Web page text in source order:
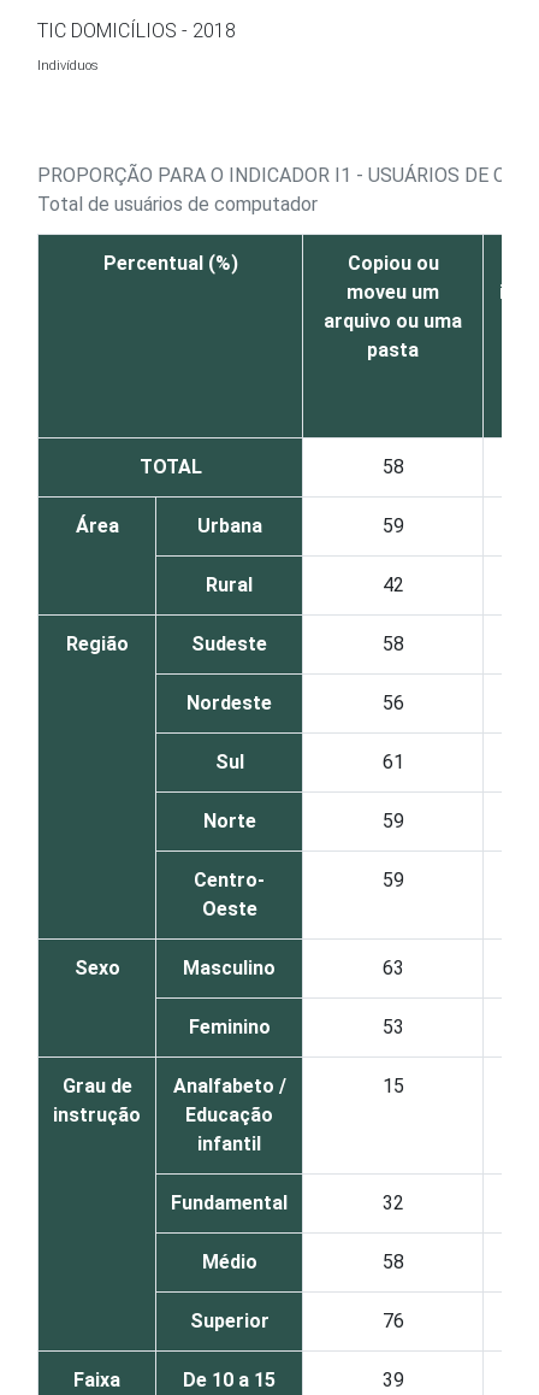
Ir para o conteúdo
TIC DOMICÍLIOS - 2018
Indivíduos
PROPORÇÃO PARA O INDICADOR I1 - USUÁRIOS DE
Total de usuários de computador
Percentual (%)
Copiou ou
moveu um
arquivo ou uma
pasta
TOTAL 58
Área Urbana 59
Rural 42
Região Sudeste 58
Nordeste 56
Sul 61
Norte 59
Centro-
Oeste
59
Sexo Masculino 63
Feminino 53
Grau de
instrução
Analfabeto /
Educação
infantil
15
Fundamental 32
Médio 58
Superior 76
Faixa
De 10 a 15
39